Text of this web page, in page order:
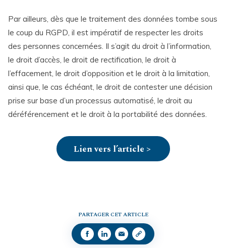
Par ailleurs, dès que le traitement des données tombe sous
le coup du RGPD, il est impératif de respecter les droits
des personnes concernées. Il s’agit du droit à l’information,
le droit d’accès, le droit de rectification, le droit à
l’effacement, le droit d’opposition et le droit à la limitation,
ainsi que, le cas échéant, le droit de contester une décision
prise sur base d’un processus automatisé, le droit au
déréférencement et le droit à la portabilité des données.
Lien vers l’article >
PARTAGER CET ARTICLE